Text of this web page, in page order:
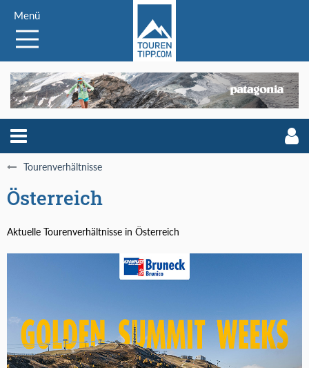
Menü
Tourenverhältnisse
Österreich
Aktuelle Tourenverhältnisse in Österreich